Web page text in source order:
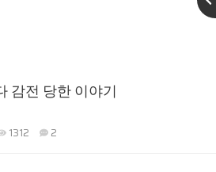
감전 당한 이야기
1312 2